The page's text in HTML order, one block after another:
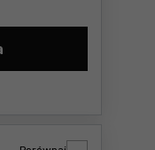
DeWalt